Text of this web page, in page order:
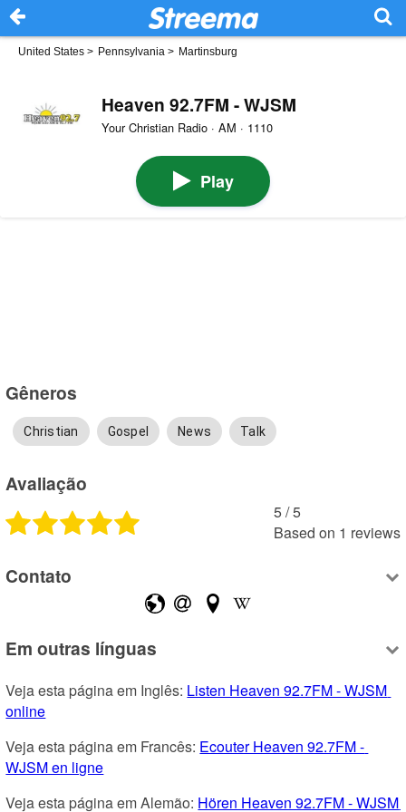
United States > Pennsylvania > Martinsburg
Heaven 92.7FM - WJSM
Your Christian Radio · AM · 1110
Play
Gêneros
Christian Gospel News Talk
Avaliação
5 /5
Based on 1 reviews
Contato
Em outras línguas
Veja esta página em Inglês: Listen Heaven 92.7FM - WJSM
online
Veja esta página em Francês: Ecouter Heaven 92.7FM -
WJSM en ligne
Veja esta página em Alemão: Hören Heaven 92.7FM - WJSM